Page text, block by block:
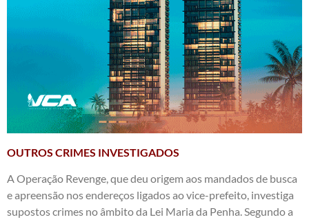
OUTROS CRIMES INVESTIGADOS
A Operação Revenge, que deu origem aos mandados de busca
e apreensão nos endereços ligados ao vice-prefeito, investiga
supostos crimes no âmbito da Lei Maria da Penha. Segundo a